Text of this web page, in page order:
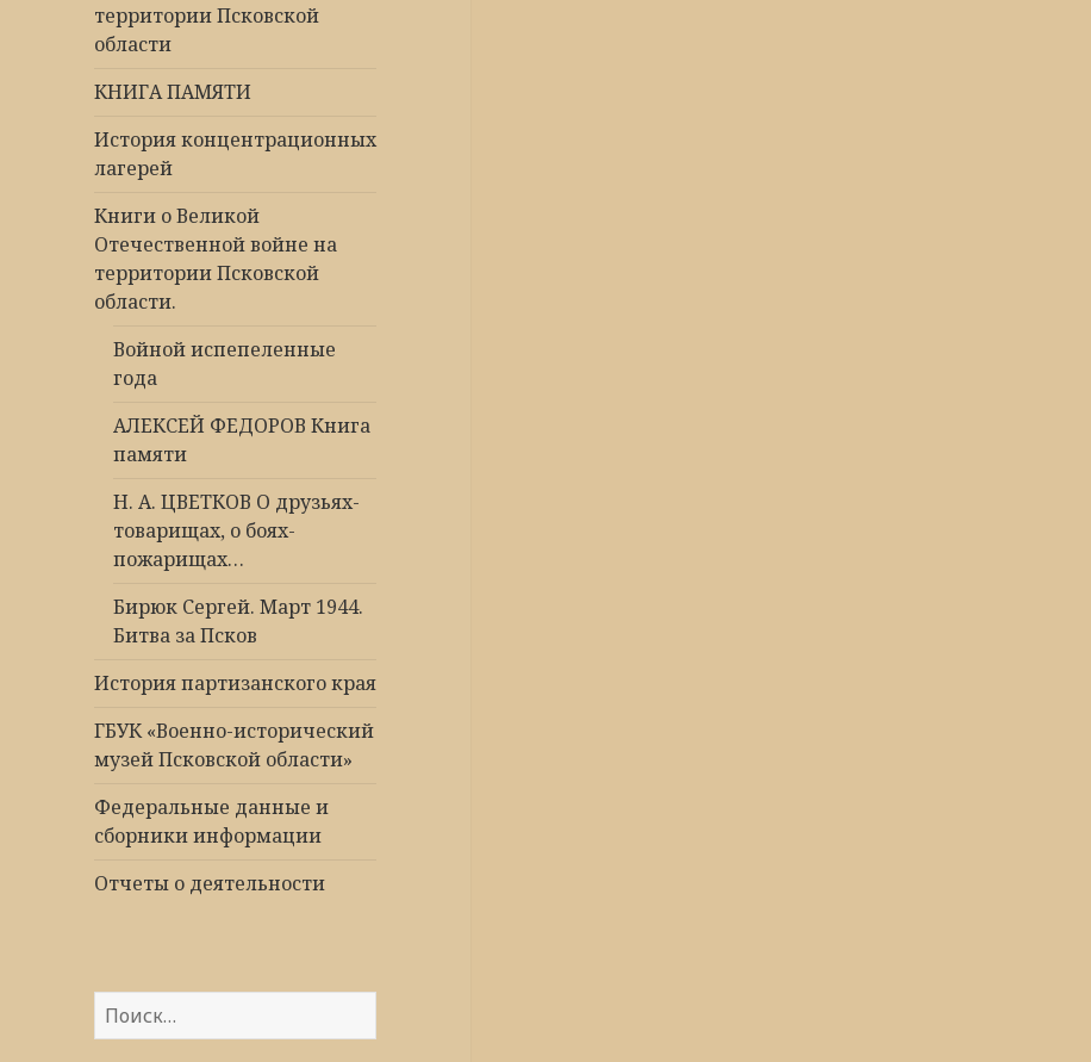
территории Псковской
области
КНИГА ПАМЯТИ
История концентрационных
лагерей
Книги о Великой
Отечественной войне на
территории Псковской
области.
Войной испепеленные
года
АЛЕКСЕЙ ФЕДОРОВ Книга
памяти
Н. А. ЦВЕТКОВ О друзьях-
товарищах, о боях-
пожарищах…
Бирюк Сергей. Март 1944.
Битва за Псков
История партизанского края
ГБУК «Военно-исторический
музей Псковской области»
Федеральные данные и
сборники информации
Отчеты о деятельности
Найти: